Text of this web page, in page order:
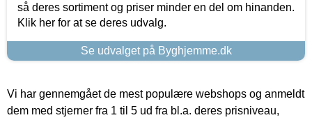
så deres sortiment og priser minder en del om hinanden.
Klik her for at se deres udvalg.
Se udvalget på Byghjemme.dk
Vi har gennemgået de mest populære webshops og anmeldt
dem med stjerner fra 1 til 5 ud fra bl.a. deres prisniveau,